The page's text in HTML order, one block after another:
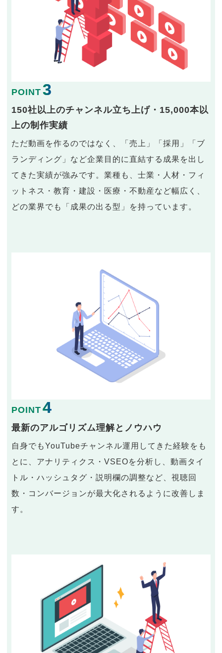
POINT 3
150社以上のチャンネル立ち上げ・15,000本以
上の制作実績
ただ動画を作るのではなく、「売上」「採用」「ブ
ランディング」など企業目的に直結する成果を出し
てきた実績が強みです。業種も、士業・人材・フィ
ットネス・教育・建設・医療・不動産など幅広く、
どの業界でも「成果の出る型」を持っています。
POINT 4
最新のアルゴリズム理解とノウハウ
自身でもYouTubeチャンネル運用してきた経験をも
とに、アナリティクス・VSEOを分析し、動画タイ
トル・ハッシュタグ・説明欄の調整など、視聴回
数・コンバージョンが最大化されるように改善しま
す。